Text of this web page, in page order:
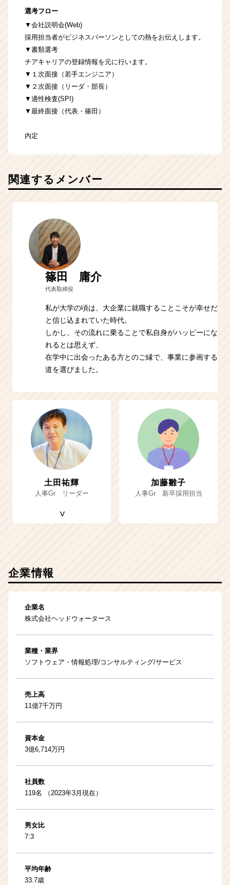
選考フロー
▼会社説明会(Web)
採用担当者がビジネスパーソンとしての熱をお伝えします。
▼書類選考
チアキャリアの登録情報を元に行います。
▼１次面接（若手エンジニア）
▼２次面接（リーダ・部長）
▼適性検査(SPI)
▼最終面接（代表・篠田）
内定
関連するメンバー
篠田 庸介
代表取締役
私が大学の頃は、大企業に就職することこそが幸せだ
と信じ込まれていた時代。
しかし、その流れに乗ることで私自身がハッピーにな
れるとは思えず、
在学中に出会ったある方とのご縁で、事業に参画する
道を選びました。
土田祐輝
人事Gr リーダー
加藤雛子
人事Gr 新卒採用担当
企業情報
企業名
株式会社ヘッドウォータース
業種・業界
ソフトウェア・情報処理/コンサルティング/サービス
売上高
11億7千万円
資本金
3億6,714万円
社員数
119名 （2023年3月現在）
男女比
7:3
平均年齢
33.7歳